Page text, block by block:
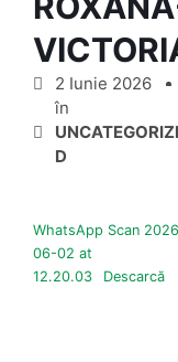
2 Iunie 2026
în
D
WhatsApp Scan
06-02 at
12.20.03
Descarcă